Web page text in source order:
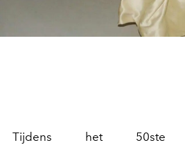
Tijdens het 50ste